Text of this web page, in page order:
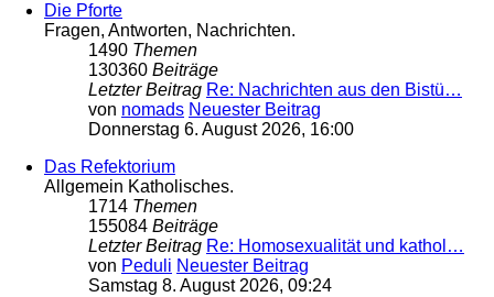
Die Pforte
Fragen, Antworten, Nachrichten.
1490 Themen
130360 Beiträge
Letzter Beitrag Re: Nachrichten aus den Bistü…
von nomads Neuester Beitrag
Donnerstag 6. August 2026, 16:00
Das Refektorium
Allgemein Katholisches.
1714 Themen
155084 Beiträge
Letzter Beitrag Re: Homosexualität und kathol…
von Peduli Neuester Beitrag
Samstag 8. August 2026, 09:24